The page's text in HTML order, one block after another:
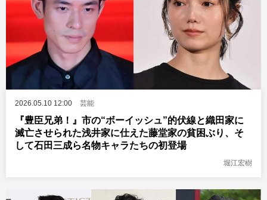
2026.05.10 12:00 芸能
『豊臣兄弟！』市の“ボーイッシュ”的伏線と織田家に
滅亡させられた浅井家に仕えた藤堂家の貧困ぶり、そ
して石田三成ら名物キャラたちの初登場
堀江宏樹